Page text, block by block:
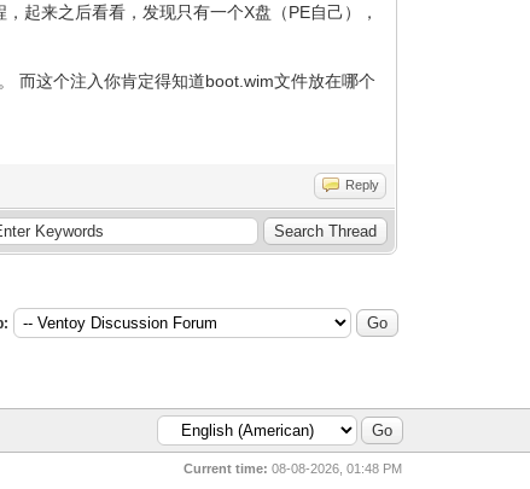
起来之后看看，发现只有一个X盘（PE自己），
而这个注入你肯定得知道boot.wim文件放在哪个
Reply
Current time: 08-08-2026, 01:48 PM